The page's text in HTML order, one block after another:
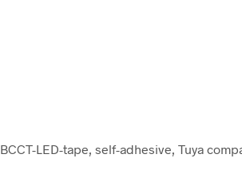
LED-tape, self-adhesive, Tuya